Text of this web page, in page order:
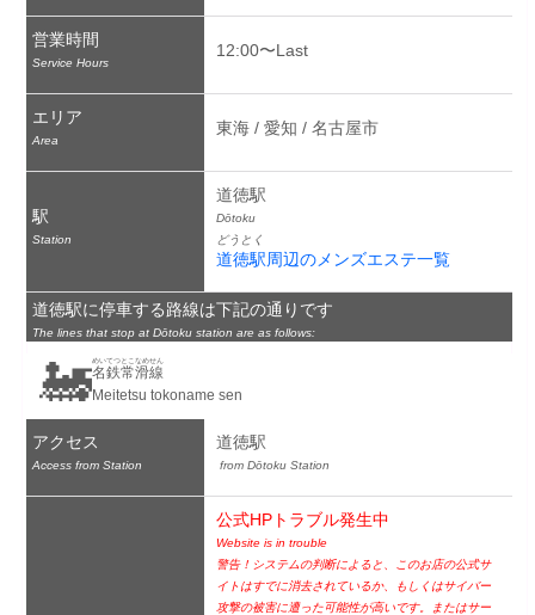
営業時間
Service Hours
12:00〜Last
エリア
Area
東海 / 愛知 / 名古屋市
駅
Station
道徳駅
Dōtoku
どうとく
道徳駅周辺のメンズエステ一覧
道徳駅に停車する路線は下記の通りです
The lines that stop at Dōtoku station are as follows:
🚂名鉄常滑線
めいてつとこなめせん
Meitetsu tokoname sen
アクセス
Access from Station
道徳駅
from Dōtoku Station
公式HPトラブル発生中
Website is in trouble
警告！システムの判断によると、このお店の公式サ
イトはすでに消去されているか、もしくはサイバー
攻撃の被害に遭った可能性が高いです。またはサー